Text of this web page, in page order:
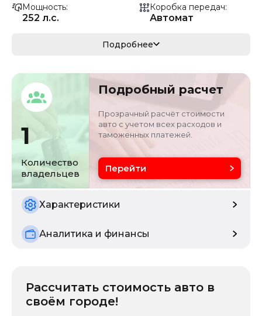
Мощность
252 л.с.
Коробка передач
Автомат
кроссовер/
VIN
WP1AA295XMLB169
Объём двигателя
Цвет
синий б/у
Подробнее
1
Количество
владельцев
Подробный расчет
Прозрачный расчёт стоимости
авто с учетом всех расходов и
таможенных платежей.
Перейти
Характеристики
Аналитика и финансы
Рассчитать стоимость авто в
своём городе!